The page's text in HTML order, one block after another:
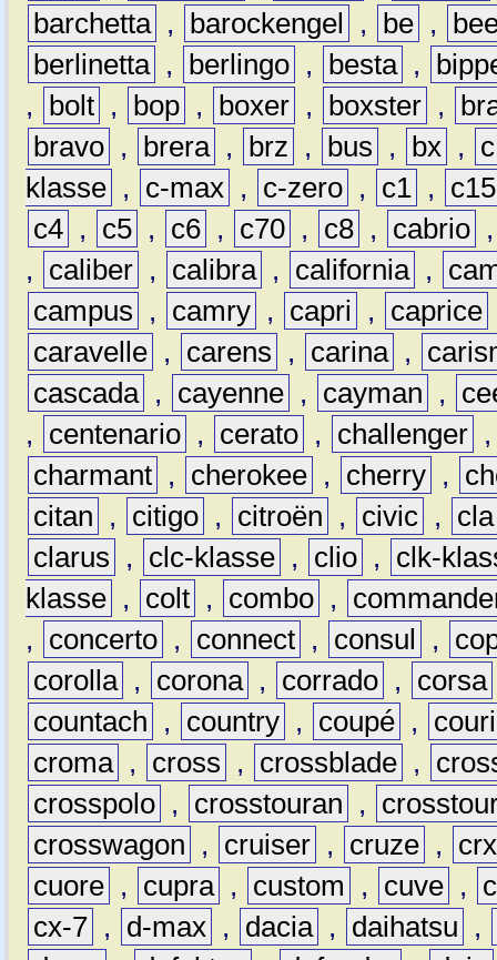
barchetta , barockengel , be ,
berlinetta , berlingo , besta ,
,
bolt , bop , boxer , boxster ,
bravo , brera , brz , bus , bx ,
c
klasse , c-max , c-zero , c1 ,
c15
c4 , c5 , c6 , c70 , c8 , cabrio
,
caliber , calibra , california ,
campus
, camry , capri , caprice
caravelle , carens , carina ,
cascada , cayenne , cayman ,
,
centenario , cerato , challenger
charmant , cherokee , cherry ,
citan
, citigo , citroën , civic ,
cla
clarus
, clc-klasse , clio ,
clk-
klasse , colt , combo ,
,
concerto , connect , consul ,
corolla , corona , corrado , corsa
countach
, country , coupé ,
croma , cross , crossblade ,
crosspolo , crosstouran ,
crosswagon
, cruiser , cruze ,
crx
cuore , cupra , custom , cuve ,
cx-7 , d-max , dacia , daihatsu
,